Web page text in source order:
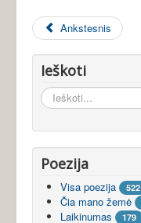
Ankstesnis
Ieškoti
Ieškoti...
Poezija
Visa poezija 522
Čia mano žemė
Laikinumas 179